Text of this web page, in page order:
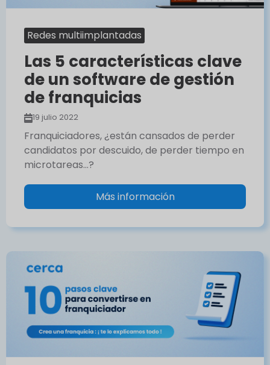
Redes multiimplantadas
Las 5 características clave
de un software de gestión
de franquicias
19 julio 2022
Franquiciadores, ¿están cansados de perder
candidatos por descuido, de perder tiempo en
microtareas…?
Más información